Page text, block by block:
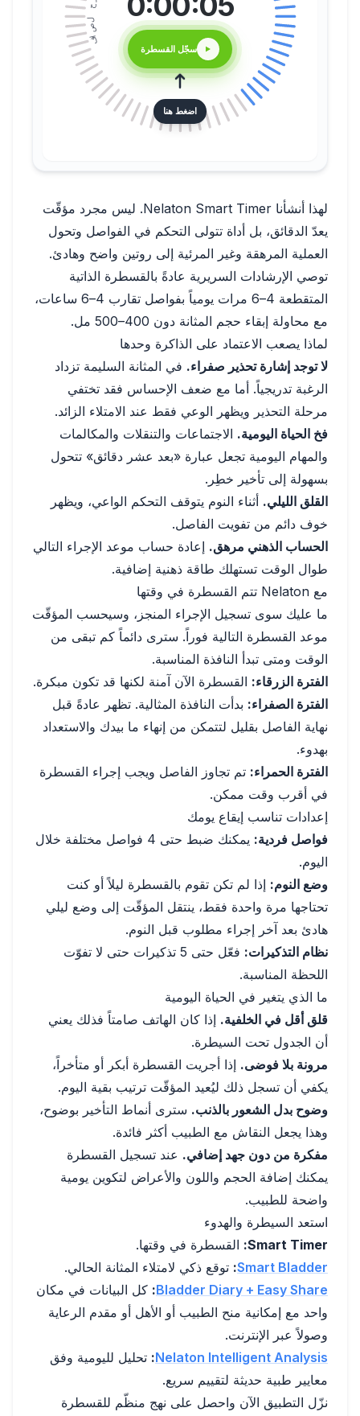
فاصل حرج
اضغط هنا
سجّل القسطرة
لهذا أنشأنا Nelaton Smart Timer. ليس مجرد مؤقّت
يعدّ الدقائق، بل أداة تتولى التحكم في الفواصل وتحول
العملية المرهقة وغير المرئية إلى روتين واضح وهادئ.
توصي الإرشادات السريرية عادةً بالقسطرة الذاتية
المتقطعة 4–6 مرات يومياً بفواصل تقارب 4–6 ساعات،
مع محاولة إبقاء حجم المثانة دون 400–500 مل.
لماذا يصعب الاعتماد على الذاكرة وحدها
لا توجد إشارة تحذير صفراء. في المثانة السليمة تزداد
الرغبة تدريجياً. أما مع ضعف الإحساس فقد تختفي
مرحلة التحذير ويظهر الوعي فقط عند الامتلاء الزائد.
فخ الحياة اليومية. الاجتماعات والتنقلات والمكالمات
والمهام اليومية تجعل عبارة «بعد عشر دقائق» تتحول
بسهولة إلى تأخير خطِر.
القلق الليلي. أثناء النوم يتوقف التحكم الواعي، ويظهر
خوف دائم من تفويت الفاصل.
الحساب الذهني مرهق. إعادة حساب موعد الإجراء التالي
طوال الوقت تستهلك طاقة ذهنية إضافية.
مع Nelaton تتم القسطرة في وقتها
ما عليك سوى تسجيل الإجراء المنجز، وسيحسب المؤقّت
موعد القسطرة التالية فوراً. سترى دائماً كم تبقى من
الوقت ومتى تبدأ النافذة المناسبة.
الفترة الزرقاء: القسطرة الآن آمنة لكنها قد تكون مبكرة.
الفترة الصفراء: بدأت النافذة المثالية. تظهر عادةً قبل
نهاية الفاصل بقليل لتتمكن من إنهاء ما بيدك والاستعداد
بهدوء.
الفترة الحمراء: تم تجاوز الفاصل ويجب إجراء القسطرة
في أقرب وقت ممكن.
إعدادات تناسب إيقاع يومك
فواصل فردية:
يمكنك ضبط حتى 4 فواصل مختلفة خلال
اليوم.
وضع النوم: إذا لم تكن تقوم بالقسطرة ليلاً أو كنت
تحتاجها مرة واحدة فقط، ينتقل المؤقّت إلى وضع ليلي
هادئ بعد آخر إجراء مطلوب قبل النوم.
نظام التذكيرات:
فعّل حتى 5 تذكيرات حتى لا تفوّت
اللحظة المناسبة.
ما الذي يتغير في الحياة اليومية
قلق أقل في الخلفية. إذا كان الهاتف صامتاً فذلك يعني
أن الجدول تحت السيطرة.
مرونة بلا فوضى. إذا أجريت القسطرة أبكر أو متأخراً،
يكفي أن تسجل ذلك ليُعيد المؤقّت ترتيب بقية اليوم.
وضوح بدل الشعور بالذنب. سترى أنماط التأخير بوضوح،
وهذا يجعل النقاش مع الطبيب أكثر فائدة.
مفكرة من دون جهد إضافي. عند تسجيل القسطرة
يمكنك إضافة الحجم واللون والأعراض لتكوين يومية
واضحة للطبيب.
استعد السيطرة والهدوء
Smart Timer: القسطرة في وقتها.
Smart Bladder
: توقع ذكي لامتلاء المثانة الحالي.
Bladder Diary + Easy Share
: كل البيانات في مكان
واحد مع إمكانية منح الطبيب أو الأهل أو مقدم الرعاية
وصولاً عبر الإنترنت.
Nelaton Intelligent Analysis
: تحليل لليومية وفق
معايير طبية حديثة لتقييم سريع.
نزّل التطبيق الآن واحصل على نهج منظّم للقسطرة